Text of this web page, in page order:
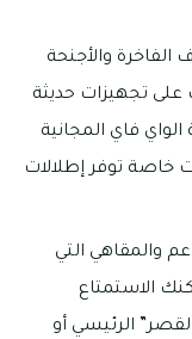
والأجنحة
على تجهيزات حديثة
فاي المجانية
خاصة توفر إطلالات
والمقاهي التي
الاستمتاع
الرئيسي أو